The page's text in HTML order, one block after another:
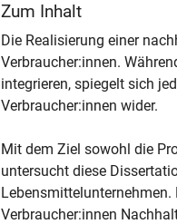
Zum Inhalt
Die Realisierung einer
Verbraucher:innen.
integrieren, spiegelt sich
Verbraucher:innen wider.
Mit dem Ziel sowohl die
untersucht diese
Lebensmittelunternehmen.
Verbraucher:innen